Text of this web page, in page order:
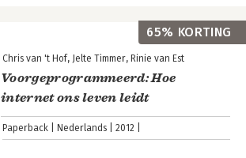
Chris van 't Hof Jelte Timmer Rinie van Est
Voorgeprogrammeerd: Hoe
internet ons leven leidt
Paperback Nederlands 2012
65% KORTING